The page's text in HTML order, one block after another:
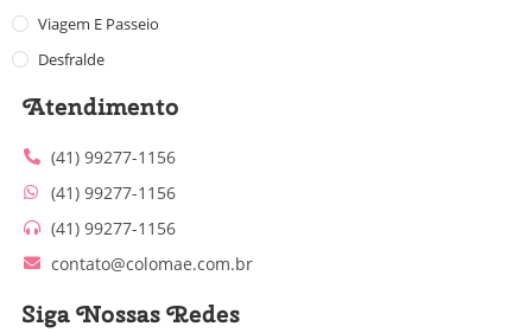
Viagem E Passeio
Desfralde
Atendimento
(41) 99277-1156
(41) 99277-1156
(41) 99277-1156
contato@colomae.com.br
Siga Nossas Redes